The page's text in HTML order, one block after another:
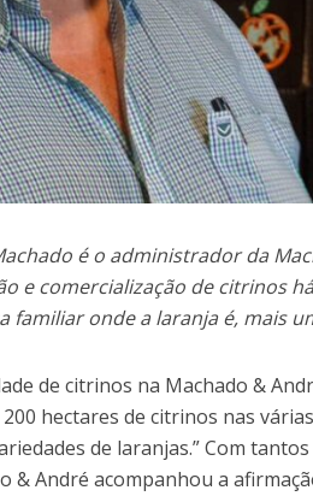
é o administrador da
e comercialização de citrinos
familiar onde a laranja é, mais
de citrinos na Machado &
200 hectares de citrinos nas
de laranjas.” Com
& André acompanhou a